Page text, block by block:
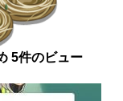
5件のビュー